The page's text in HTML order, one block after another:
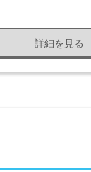
詳細を見る